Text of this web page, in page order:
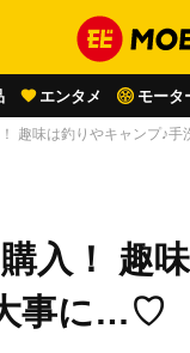
エンタメ モータ
趣味は釣りやキャンプ♪
入！ 趣
事に…♡